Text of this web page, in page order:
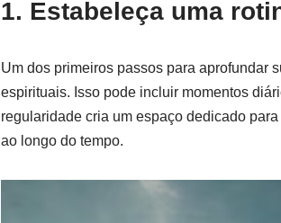
1. Estabeleça uma
Um dos primeiros passos para aprofundar
espirituais. Isso pode incluir momentos
regularidade cria um espaço dedicado
ao longo do tempo.